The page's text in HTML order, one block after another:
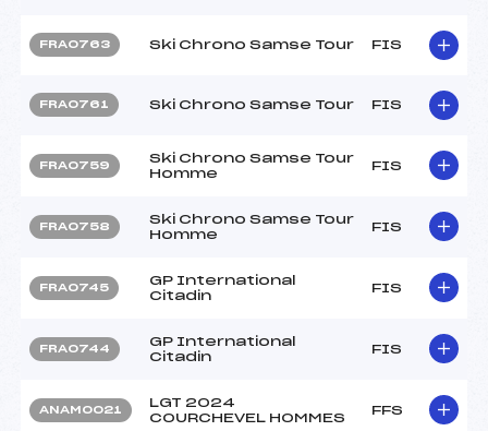
FRA0763 Ski Chrono Samse Tour FIS
FRA0761 Ski Chrono Samse Tour FIS
FRA0759
Ski Chrono Samse Tour
Homme
FIS
FRA0758
Ski Chrono Samse Tour
Homme
FIS
FRA0745
GP International
Citadin
FIS
FRA0744
GP International
Citadin
FIS
ANAM0021
LGT 2024
COURCHEVEL HOMMES
FFS